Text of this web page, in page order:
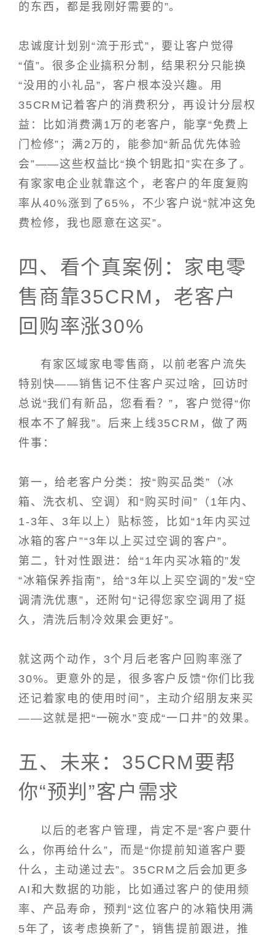
的东西，都是我刚好需要的”。
忠诚度计划别“流于形式”，要让客户觉得
“值”。很多企业搞积分制，结果积分只能换
“没用的小礼品”，客户根本没兴趣。用
35CRM记着客户的消费积分，再设计分层权
益：比如消费满1万的老客户，能享“免费上
门检修”；满2万的，能参加“新品优先体验
会”——这些权益比“换个钥匙扣”实在多了。
有家家电企业就靠这个，老客户的年度复购
率从40%涨到了65%，不少客户说“就冲这免
费检修，我也愿意在这买”。
四、看个真案例：家电零
售商靠35CRM，老客户
回购率涨30%
有家区域家电零售商，以前老客户流失
特别快——销售记不住客户买过啥，回访时
总说“我们有新品，您看看？”，客户觉得“你
根本不了解我”。后来上线35CRM，做了两
件事：
第一，给老客户分类：按“购买品类”（冰
箱、洗衣机、空调）和“购买时间”（1年内、
1-3年、3年以上）贴标签，比如“1年内买过
冰箱的客户”“3年以上买过空调的客户”。
第二，针对性跟进：给“1年内买冰箱的”发
“冰箱保养指南”，给“3年以上买空调的”发“空
调清洗优惠”，还附句“记得您家空调用了挺
久，清洗后制冷效果会更好”。
就这两个动作，3个月后老客户回购率涨了
30%。更意外的是，很多客户反馈“你们比我
还记着家电的使用时间”，主动介绍朋友来买
——这就是把“一碗水”变成“一口井”的效果。
五、未来：35CRM要帮
你“预判”客户需求
以后的老客户管理，肯定不是“客户要什
么，你再给什么”，而是“你提前知道客户要
什么，主动递过去”。35CRM之后会加更多
AI和大数据的功能，比如通过客户的使用频
率、产品寿命，预判“这位客户的冰箱快用满
5年了，该考虑换新了”，销售提前跟进，推